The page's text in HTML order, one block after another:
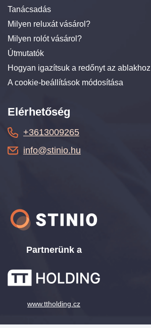
Tanácsadás
Milyen reluxát vásárol?
Milyen rolót vásárol?
Útmutatók
Hogyan igazítsuk a redőnyt az ablakhoz
A cookie-beállítások módosítása
Partnerünk a
www.ttholding.cz
Elérhetőség
+3613009265
info@stinio.hu